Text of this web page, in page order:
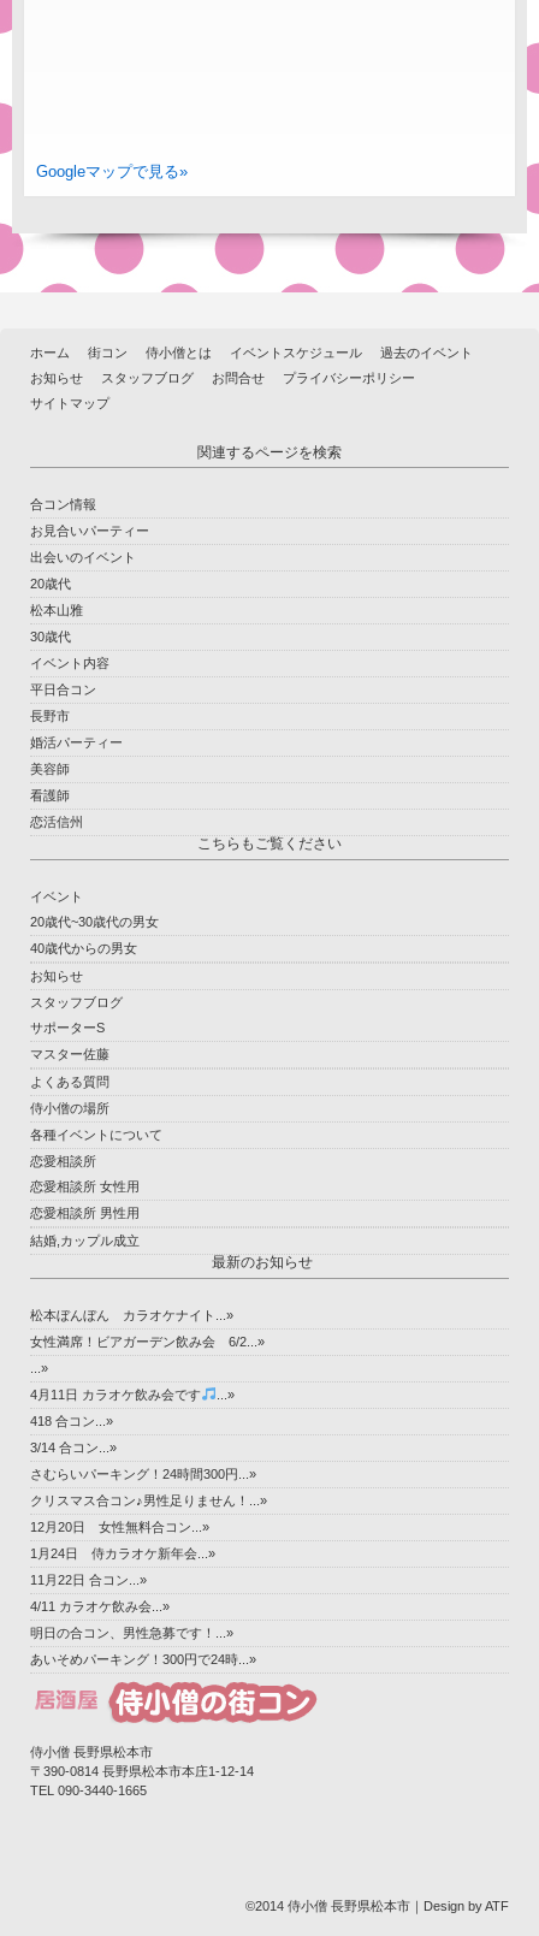
Googleマップで見る»
ホーム 街コン 侍小僧とは イベントスケジュール
過去のイベント
お知らせ
スタッフブログ お問合せ
プライバシーポリシー
サイトマップ
関連するページを検索
合コン情報
お見合いパーティー
出会いのイベント
20歳代
松本山雅
30歳代
イベント内容
平日合コン
長野市
婚活パーティー
美容師
看護師
恋活信州
こちらもご覧ください
イベント
20歳代~30歳代の男女
40歳代からの男女
お知らせ
スタッフブログ
サポーターS
マスター佐藤
よくある質問
侍小僧の場所
各種イベントについて
恋愛相談所
恋愛相談所 女性用
恋愛相談所 男性用
結婚,カップル成立
最新のお知らせ
松本ぼんぼん カラオケナイト...»
女性満席！ビアガーデン飲み会 6/2...»
...»
4月11日 カラオケ飲み会です
...»
418 合コン...»
3/14 合コン...»
さむらいパーキング！24時間300円...»
クリスマス合コン♪男性足りません！...»
12月20日 女性無料合コン...»
1月24日 侍カラオケ新年会...»
11月22日 合コン...»
4/11 カラオケ飲み会...»
明日の合コン、男性急募です！...»
あいそめパーキング！300円で24時...»
侍小僧 長野県松本市
〒390-0814 長野県松本市本庄1-12-14‎
TEL 090-3440-1665
©2014 侍小僧 長野県松本市｜Design by ATF